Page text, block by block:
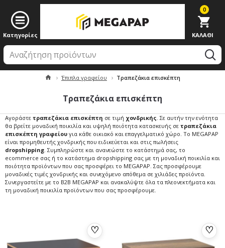
0
Έπιπλα γραφείου Τραπεζάκια επισκέπτη
Τραπεζάκια επισκέπτη
Αγοράστε τραπεζάκια επισκέπτη σε τιμή χονδρικής. Σε αυτήν την ενότητα
θα βρείτε μοναδική ποικιλία και υψηλή ποιότητα κατασκευής σε τραπεζάκια
επισκέπτη γραφείου για κάθε οικιακό και επαγγελματικό χώρο. Το MEGAPAP
είναι προμηθευτής χονδρικής που ειδικεύεται και στις πωλήσεις
dropshipping. Συμπληρώστε και ανανεώστε το κατάστημά σας, το
ecommerce σας ή το κατάστημα dropshipping σας με τη μοναδική ποικιλία και
ποιότητα προϊόντων που σας προσφέρει το MEGAPAP. Σας προσφέρουμε
μοναδικές τιμές χονδρικής και συνεχόμενο απόθεμα σε χιλιάδες προϊόντα.
Συνεργαστείτε με το B2B MEGAPAP και ανακαλύψτε όλα τα πλεονεκτήματα και
τη μοναδική ποικιλία προϊόντων που σας προσφέρουμε.
♡ ♡